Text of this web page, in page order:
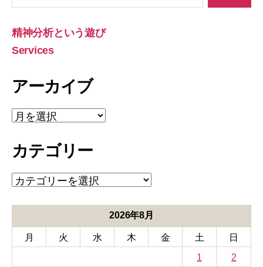
象:
精神分析という遊び
Services
アーカイブ
ア
ー
イ
カテゴリー
カ
テ
ー
2026年8月
月 火 水 木 金 土
日
1
2